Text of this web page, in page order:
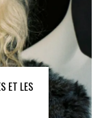
ET LES